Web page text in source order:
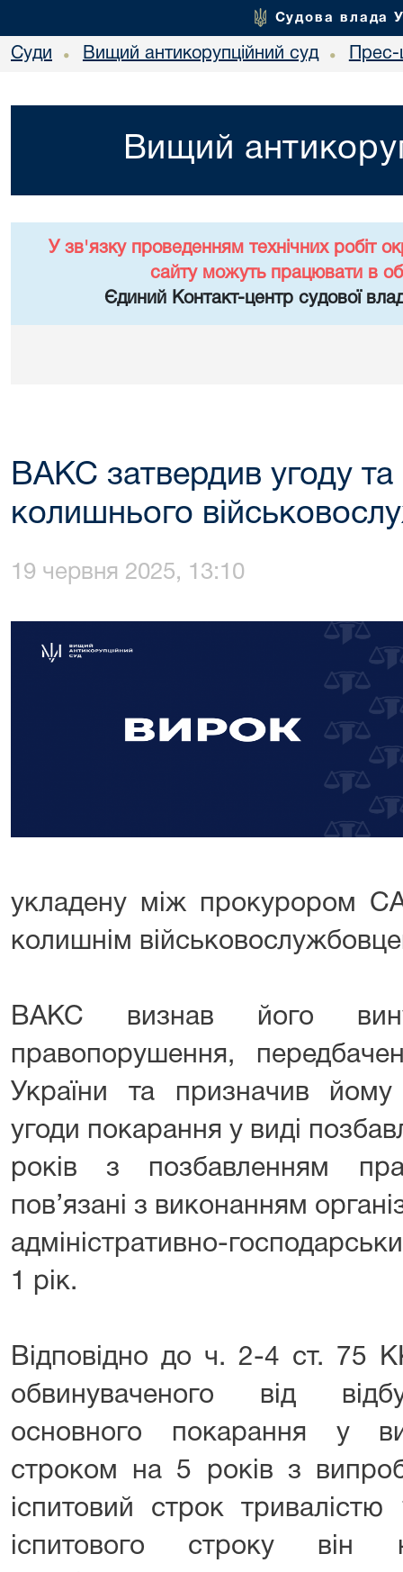
Судова влада
Суди • Вищий антикорупційний суд •
Вищий
У зв'язку проведенням технічних робіт
сайту можуть працювати в
Єдиний Контакт-центр судової
ВАКС затвердив угоду
колишнього
19 червня 2025, 13:10
укладену між прокурором
колишнім
ВАКС визнав його
правопорушення,
України та призначив
угоди покарання у виді
років з позбавленням
пов’язані з виконанням
адміністративно-
1 рік.
Відповідно до ч. 2-4 ст. 75
обвинуваченого від
основного покарання у
строком на 5 років з
іспитовий строк
іспитового строку він